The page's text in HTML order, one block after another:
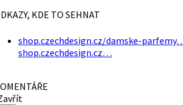
KDE TO SEHNAT
shop.czechdesign.cz/damske-
shop.czechdesign.cz…